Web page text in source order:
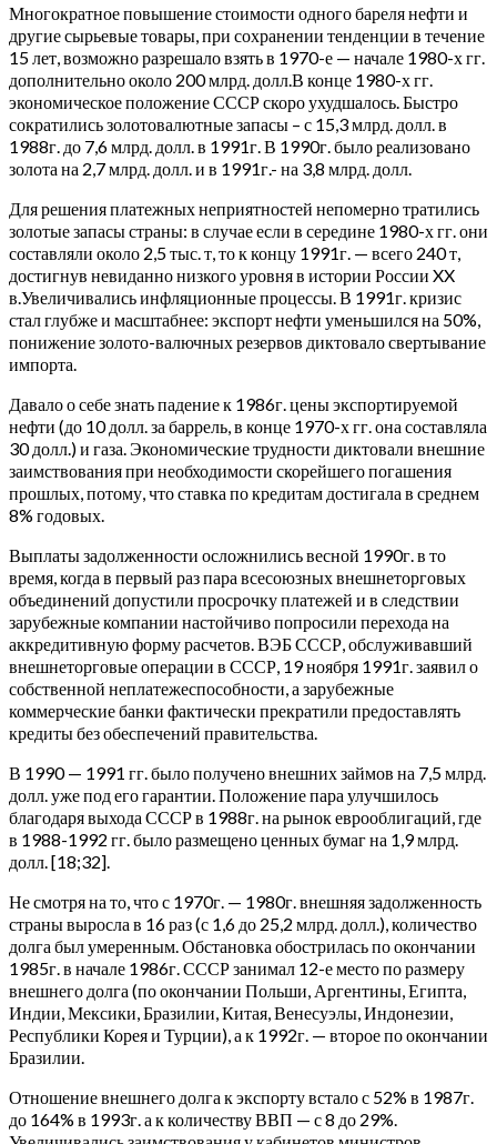
Многократное повышение стоимости одного бареля нефти и
другие сырьевые товары, при сохранении тенденции в течение
15 лет, возможно разрешало взять в 1970-е — начале 1980-х гг.
дополнительно около 200 млрд. долл.В конце 1980-х гг.
экономическое положение СССР скоро ухудшалось. Быстро
сократились золотовалютные запасы – с 15,3 млрд. долл. в
1988г. до 7,6 млрд. долл. в 1991г. В 1990г. было реализовано
золота на 2,7 млрд. долл. и в 1991г.- на 3,8 млрд. долл.
Для решения платежных неприятностей непомерно тратились
золотые запасы страны: в случае если в середине 1980-х гг. они
составляли около 2,5 тыс. т, то к концу 1991г. — всего 240 т,
достигнув невиданно низкого уровня в истории России XX
в.Увеличивались инфляционные процессы. В 1991г. кризис
стал глубже и масштабнее: экспорт нефти уменьшился на 50%,
понижение золото-валючных резервов диктовало свертывание
импорта.
Давало о себе знать падение к 1986г. цены экспортируемой
нефти (до 10 долл. за баррель, в конце 1970-х гг. она составляла
30 долл.) и газа. Экономические трудности диктовали внешние
заимствования при необходимости скорейшего погашения
прошлых, потому, что ставка по кредитам достигала в среднем
8% годовых.
Выплаты задолженности осложнились весной 1990г. в то
время, когда в первый раз пара всесоюзных внешнеторговых
объединений допустили просрочку платежей и в следствии
зарубежные компании настойчиво попросили перехода на
аккредитивную форму расчетов. ВЭБ СССР, обслуживавший
внешнеторговые операции в СССР, 19 ноября 1991г. заявил о
собственной неплатежеспособности, а зарубежные
коммерческие банки фактически прекратили предоставлять
кредиты без обеспечений правительства.
В 1990 — 1991 гг. было получено внешних займов на 7,5 млрд.
долл. уже под его гарантии. Положение пара улучшилось
благодаря выхода СССР в 1988г. на рынок еврооблигаций, где
в 1988-1992 гг. было размещено ценных бумаг на 1,9 млрд.
долл. [18;32].
Не смотря на то, что с 1970г. — 1980г. внешняя задолженность
страны выросла в 16 раз (с 1,6 до 25,2 млрд. долл.), количество
долга был умеренным. Обстановка обострилась по окончании
1985г. в начале 1986г. СССР занимал 12-е место по размеру
внешнего долга (по окончании Польши, Аргентины, Египта,
Индии, Мексики, Бразилии, Китая, Венесуэлы, Индонезии,
Республики Корея и Турции), а к 1992г. — второе по окончании
Бразилии.
Отношение внешнего долга к экспорту встало с 52% в 1987г.
до 164% в 1993г. а к количеству ВВП — с 8 до 29%.